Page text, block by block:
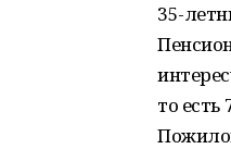
35-
то